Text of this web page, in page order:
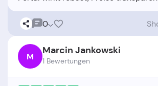
0
M Marcin Jankowski
1 Bewertungen